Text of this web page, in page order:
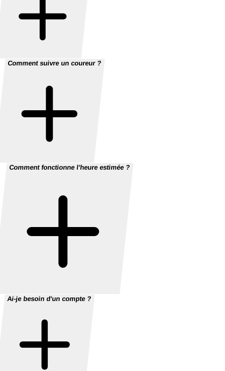
Comment suivre un coureur ?
Comment fonctionne l'heure estimée ?
Ai-je besoin d'un compte ?